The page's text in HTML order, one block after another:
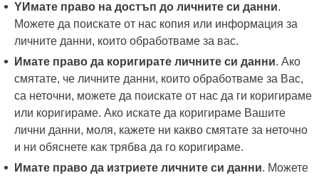
YИмате право на достъп до личните си данни.
Можете да поискате от нас копия или информация за
личните данни, които обработваме за вас.
Имате право да коригирате личните си данни. Ако
смятате, че личните данни, които обработваме за Вас,
са неточни, можете да поискате от нас да ги коригираме
или коригираме. Ако искате да коригираме Вашите
лични данни, моля, кажете ни какво смятате за неточно
и ни обяснете как трябва да го коригираме.
Имате право да изтриете личните си данни. Можете